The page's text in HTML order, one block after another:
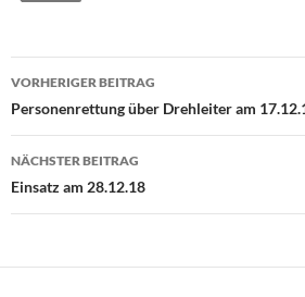
Beitragsnavigation
VORHERIGER BEITRAG
Personenrettung über Drehleiter am
NÄCHSTER BEITRAG
Einsatz am 28.12.18